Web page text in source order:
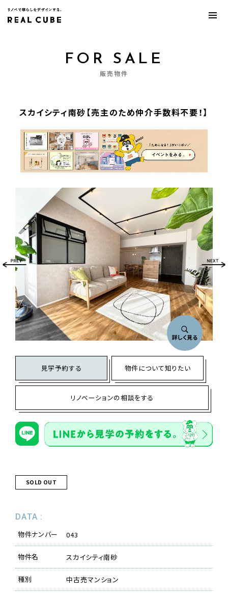
FOR SALE
販売物件
スカイシティ南砂【売主のため仲介手数料不要！】
詳しく見る
見学予約する 物件について知りたい
リノベーションの相談をする
SOLD OUT
DATA :
物件ナンバー
043
物件名 スカイシティ南砂
種別 中古売マンション